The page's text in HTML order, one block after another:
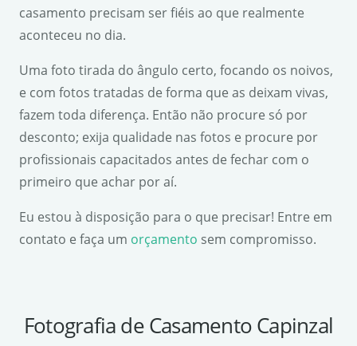
casamento precisam ser fiéis ao que realmente
aconteceu no dia.
Uma foto tirada do ângulo certo, focando os noivos,
e com fotos tratadas de forma que as deixam vivas,
fazem toda diferença. Então não procure só por
desconto; exija qualidade nas fotos e procure por
profissionais capacitados antes de fechar com o
primeiro que achar por aí.
Eu estou à disposição para o que precisar! Entre em
contato e faça um orçamento sem compromisso.
Fotografia de Casamento Capinzal